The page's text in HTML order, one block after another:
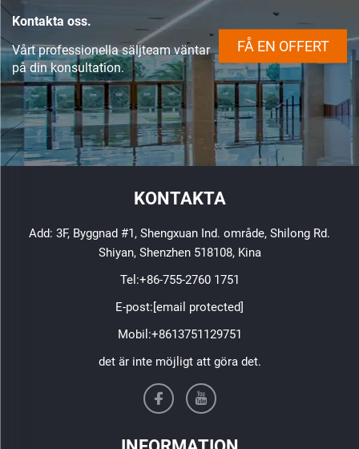
Kontakta oss.
Vårt professionella säljteam väntar
på din konsultation.
FÅ EN OFFERT
KONTAKTA
Add: 3F, Byggnad #1, Shengxuan Ind. område, Shilong Rd.
Shiyan, Shenzhen 518108, Kina
Tel:+86-755-2760 1751
E-post:[email protected]
Mobil:+8613751129751
det är inte möjligt att göra det.